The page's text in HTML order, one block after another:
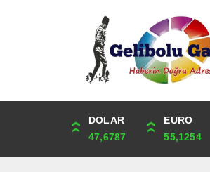
DOLAR
47,6787
EURO
55,1254
ONS
4,341,81
ALTIN
6,660,55